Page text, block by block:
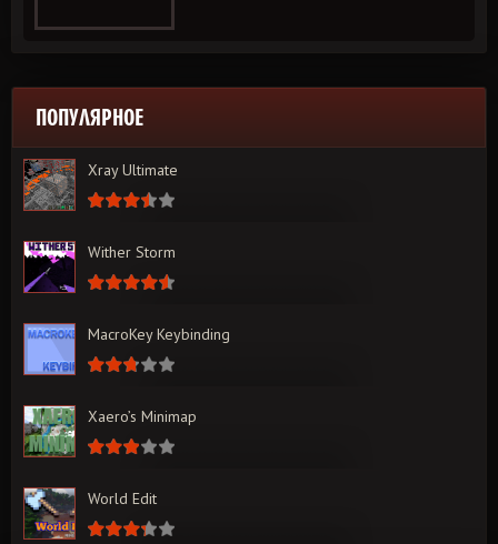
ПОПУЛЯРНОЕ
Xray Ultimate
Wither Storm
MacroKey Keybinding
Xaero’s Minimap
World Edit